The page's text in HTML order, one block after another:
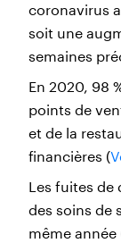
coronavirus
soit une
semaines
En 2020, 98
points de
et de la
financières (
Les fuites de
des soins de
même année